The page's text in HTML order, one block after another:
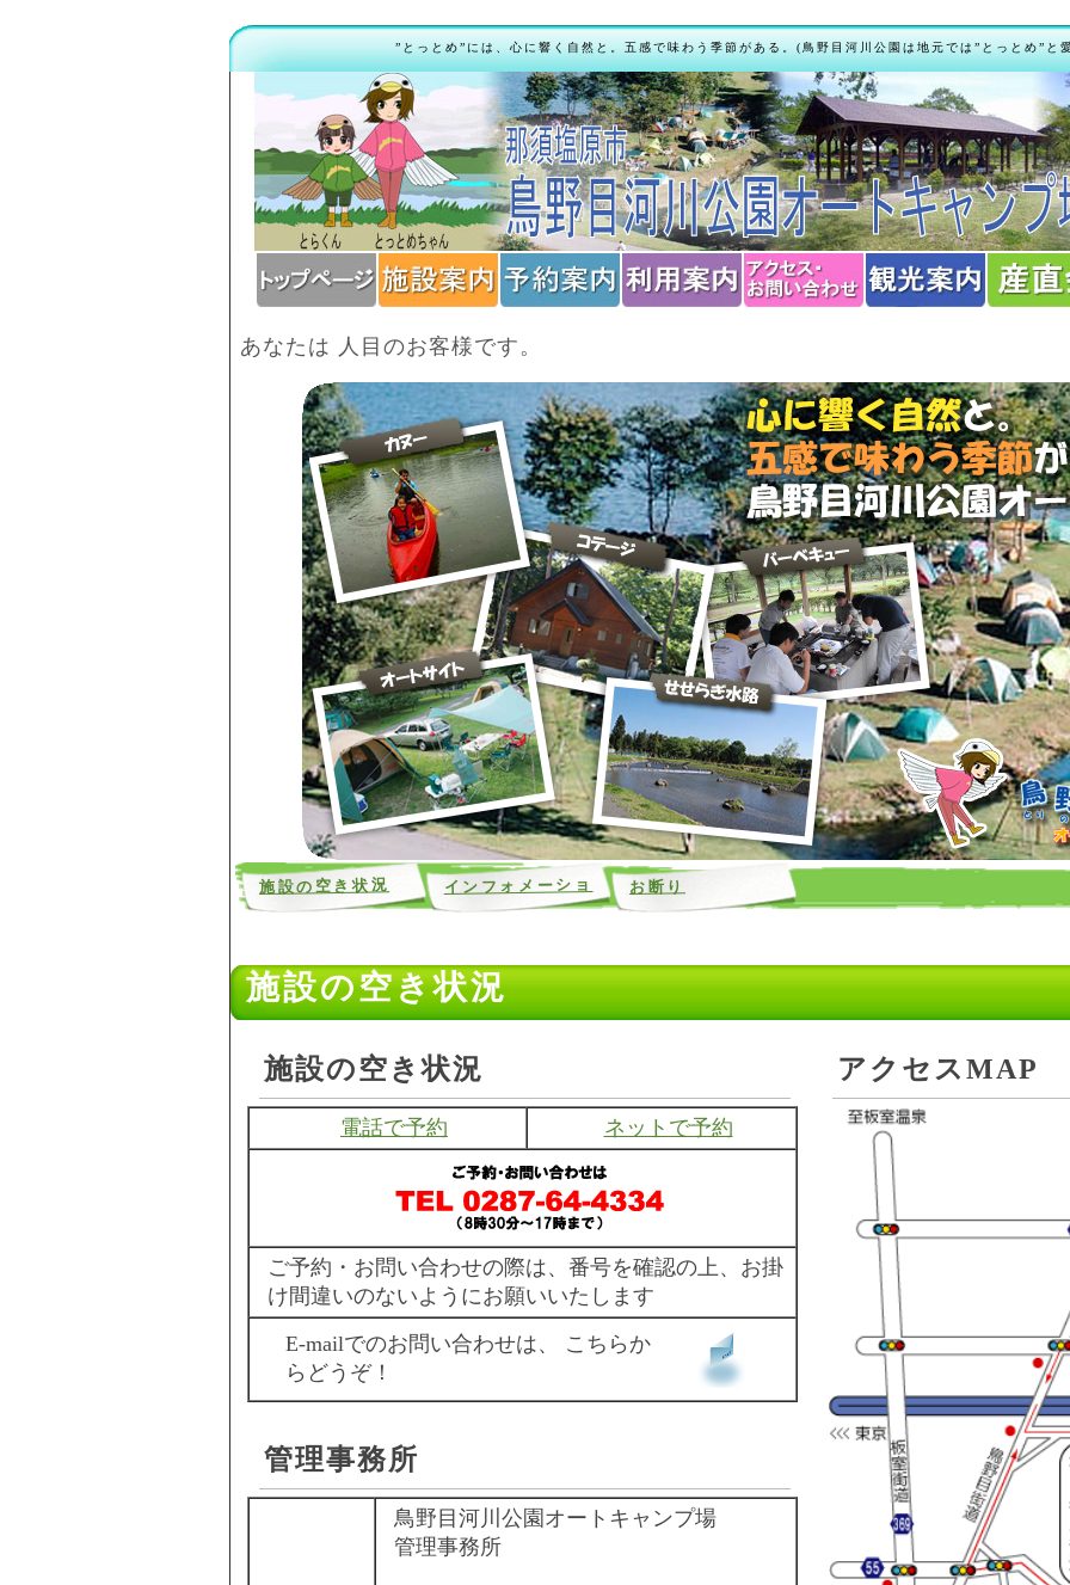
”とっとめ”には、心に響く自然と。五感で味わう季節がある。(鳥野目河川公園は地元では”とっとめ”と
あなたは 人目のお客様です。
施設の空き状況 インフォメーショ お断り
施設の空き状況
施設の空き状況
電話で予約 ネットで予約
ご予約・お問い合わせの際は、番号を確認の上、お掛
け間違いのないようにお願いいたします
E-mailでのお問い合わせは、 こちらか
らどうぞ！
管理事務所
鳥野目河川公園オートキャンプ場
管理事務所
アクセスMAP